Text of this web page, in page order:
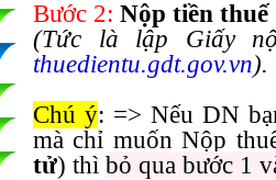
Bước 2: Nộp tiền
(Tức là lập Giấy
thuedientu.gdt.gov.vn).
Chú ý: => Nếu DN
mà chỉ muốn Nộp
tử) thì bỏ qua bước 1